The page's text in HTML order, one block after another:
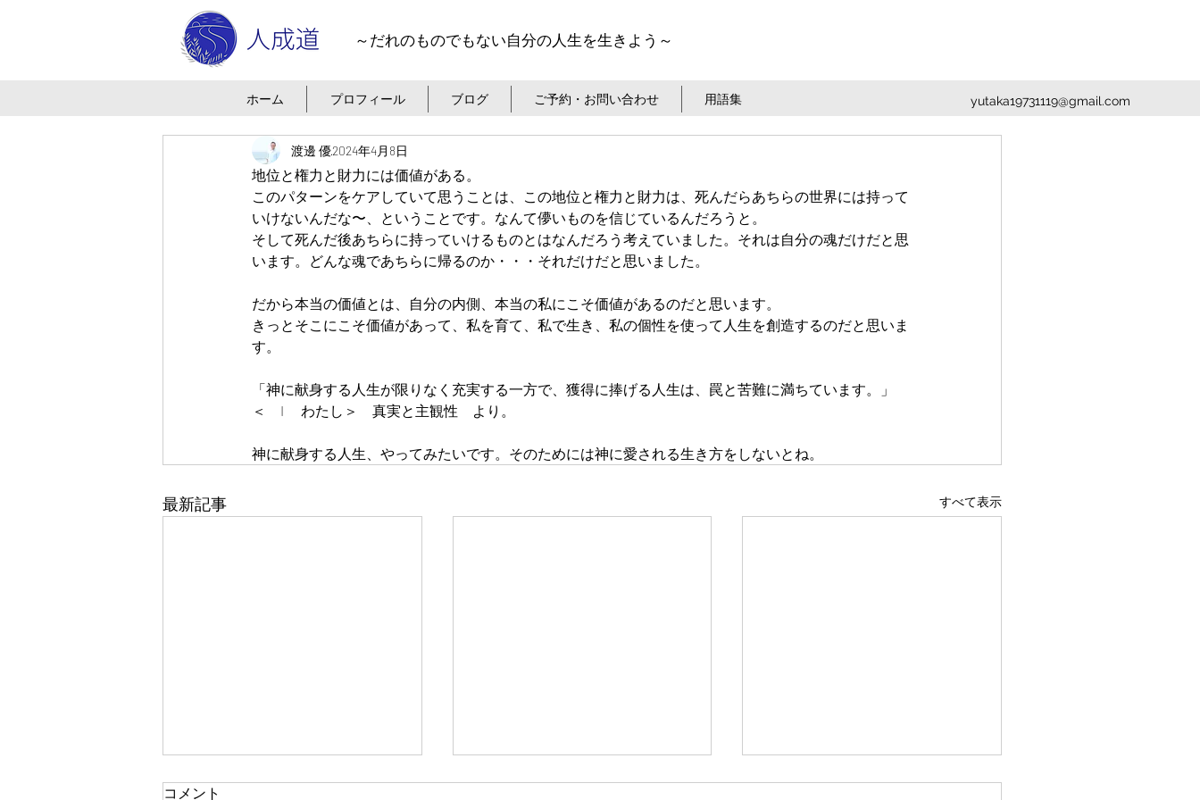
～だれのものでもない自分の人生を生きよう～
ホーム プロフィール ブログ ご予約・お問い合わせ 用語集 yutaka19731119@gmail.com
渡邊 優2024年4月8日
地位と権力と財力には価値がある。
このパターンをケアしていて思うことは、この地位と権力と財力は、死んだらあちらの世界には持って
いけないんだな〜、ということです。なんて儚いものを信じているんだろうと。
そして死んだ後あちらに持っていけるものとはなんだろう考えていました。それは自分の魂だけだと思
います。どんな魂であちらに帰るのか・・・それだけだと思いました。
だから本当の価値とは、自分の内側、本当の私にこそ価値があるのだと思います。
きっとそこにこそ価値があって、私を育て、私で生き、私の個性を使って人生を創造するのだと思いま
す。
「神に献身する人生が限りなく充実する一方で、獲得に捧げる人生は、罠と苦難に満ちています。」
＜　I 　わたし＞　真実と主観性　より。
神に献身する人生、やってみたいです。そのためには神に愛される生き方をしないとね。
最新記事 すべて表示
一人で頑張る 新たな在り方 変わらなきゃ
コメント